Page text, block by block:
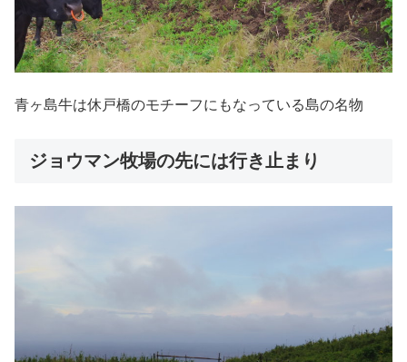
青ヶ島牛は休戸橋のモチーフにもなっている島の名物
ジョウマン牧場の先には行き止まり